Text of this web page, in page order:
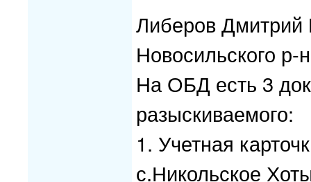
Либеров Дмитрий
Новосильского
На ОБД есть 3
разыскиваемого:
1. Учетная
с.Никольское